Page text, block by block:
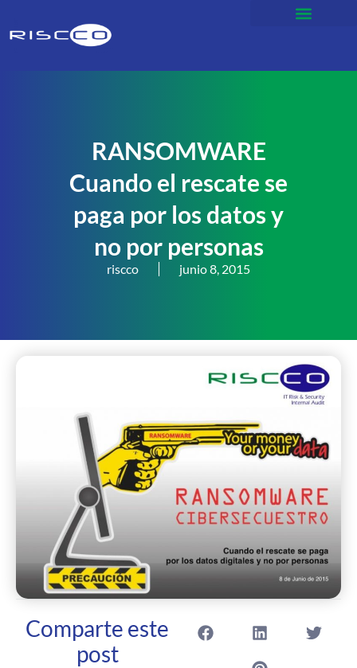
RANSOMWARE
Cuando el rescate se
paga por los datos y
no por personas
riscco junio 8, 2015
Comparte este
post